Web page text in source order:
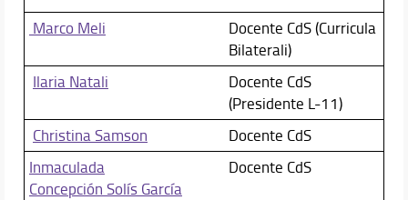
Marco Meli
Docente CdS (Curricula
Bilaterali)
Ilaria Natali
Docente CdS
(Presidente L-11)
Christina Samson
Docente CdS
Inmaculada
Concepción Solís García
Docente CdS